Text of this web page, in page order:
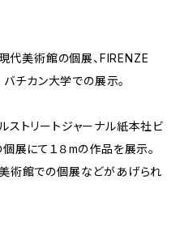
代美術館の個展、FIRENZE
チカン大学での展示。
トリートジャーナル紙本社ビ
展にて１８mの作品を展示。
術館での個展などがあげられ